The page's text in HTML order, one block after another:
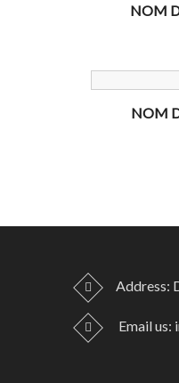
NOM
NOM
Address:
Email us: